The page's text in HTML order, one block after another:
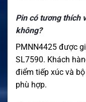
Pin có tương thích
không?
PMNN4425 được
SL7590. Khách
điểm tiếp xúc và
phù hợp.